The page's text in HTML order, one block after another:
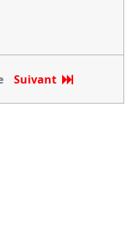
Suivant